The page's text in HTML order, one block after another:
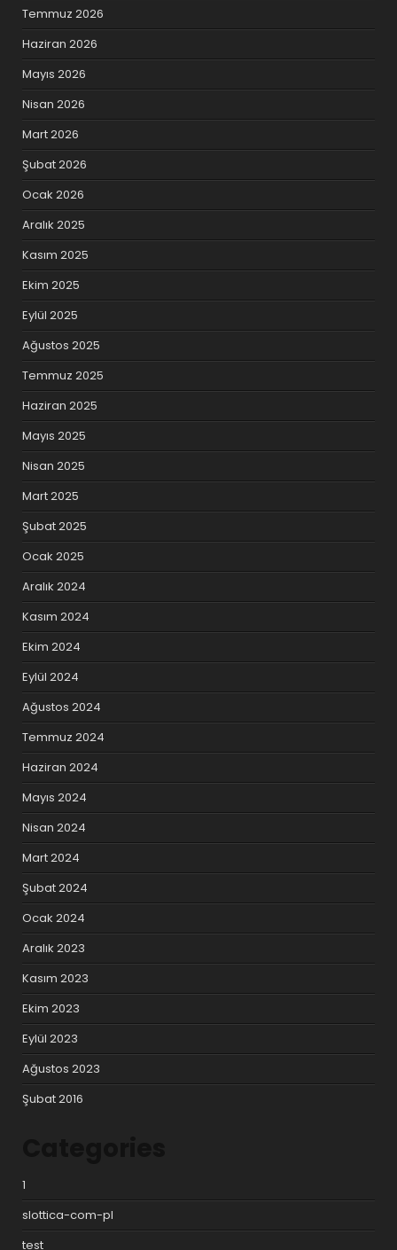
Temmuz 2026
Haziran 2026
Mayıs 2026
Nisan 2026
Mart 2026
Şubat 2026
Ocak 2026
Aralık 2025
Kasım 2025
Ekim 2025
Eylül 2025
Ağustos 2025
Temmuz 2025
Haziran 2025
Mayıs 2025
Nisan 2025
Mart 2025
Şubat 2025
Ocak 2025
Aralık 2024
Kasım 2024
Ekim 2024
Eylül 2024
Ağustos 2024
Temmuz 2024
Haziran 2024
Mayıs 2024
Nisan 2024
Mart 2024
Şubat 2024
Ocak 2024
Aralık 2023
Kasım 2023
Ekim 2023
Eylül 2023
Ağustos 2023
Şubat 2016
1
slottica-com-pl
test